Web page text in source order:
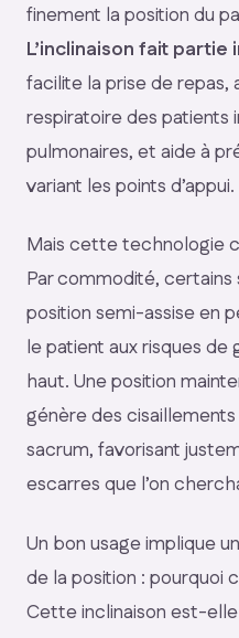
finement la position du
L’inclinaison fait
facilite la prise de
respiratoire des patients
pulmonaires, et aide à
variant les points d’appui.
Mais cette technologie
Par commodité, certains
position semi-assise en
le patient aux risques de
haut. Une position
génère des
sacrum, favorisant
escarres que l’on
Un bon usage implique
de la position : pourquoi
Cette inclinaison est-